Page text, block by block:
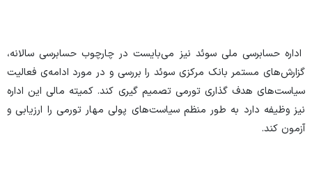
اداره حسابرسی ملی سوئد نیز می‌بایست در چارچوب حسابرسی سالانه،
گزارش‌های مستمر بانک مرکزی سوئد را بررسی و در مورد ادامه‌ی فعالیت
سیاست‌های هدف گذاری تورمی تصمیم گیری کند. کمیته مالی این اداره
نیز وظیفه دارد به طور منظم سیاست‌های پولی مهار تورمی را ارزیابی و
آزمون کند.